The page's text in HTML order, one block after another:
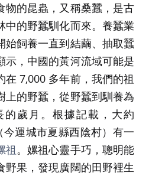
物的昆蟲，又稱桑蠶，是古
中的野蠶馴化而來。養蠶業
始飼養一直到結繭、抽取蠶
示，中國的黃河流域可能是
7,000 多年前，我們的祖
上的野蠶，從野蠶到馴養為
歲月。根據記載，大約
運城市夏縣西陰村）有一
祖。嫘祖心靈手巧，聰明能
野果，發現廣闊的田野裡生